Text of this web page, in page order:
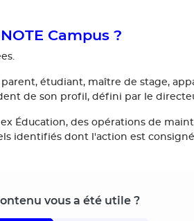
Campus ?
étudiant, maître de stage,
de son profil, défini par le
Éducation, des opérations de
identifiés dont l'action est
vous a été utile ?